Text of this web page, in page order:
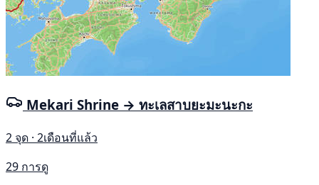
Mekari Shrine → ทะเลสาบยะมะนะกะ
2 จุด · 2เดือนที่แล้ว
29 การดู